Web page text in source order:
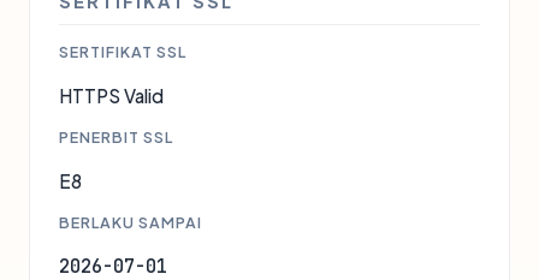
SERTIFIKAT SSL
HTTPS Valid
PENERBIT SSL
E8
BERLAKU SAMPAI
2026-07-01